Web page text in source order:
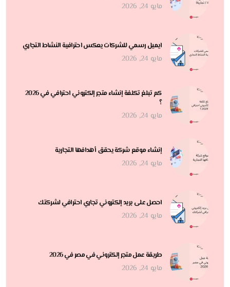
مايو 24, 2026
ايميل رسمي للشركات يعكس احترافية النشاط التجاري
مايو 24, 2026
كم تبلغ تكلفة إنشاء متجر إلكتروني احترافي في 2026
؟
مايو 24, 2026
إنشاء موقع شركة يحقق أهدافها التجارية
مايو 24, 2026
احصل على بريد إلكتروني تجاري احترافي لشركتك
مايو 24, 2026
طريقة عمل متجر إلكتروني في مصر في 2026
مايو 24, 2026